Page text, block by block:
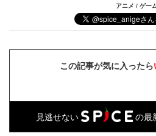
アニメ / ゲー
この記事が気に入ったら
見逃せない の最